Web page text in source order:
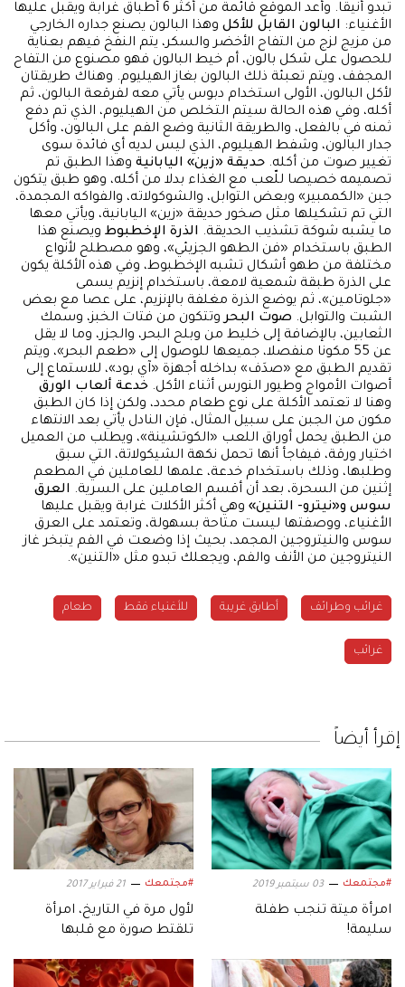
تبدو أنيقا. وأعد الموقع قائمة من أكثر 6 أطباق غرابة ويقبل عليها
الأغنياء: البالون القابل للأكل وهذا البالون يصنع جداره الخارجي
من مزيج لزج من التفاح الأخضر والسكر، يتم النفخ فيهم بعناية
للحصول على شكل بالون، أم خيط البالون فهو مصنوع من التفاح
المجفف، ويتم تعبئة ذلك البالون بغاز الهيليوم. وهناك طريقتان
لأكل البالون، الأولى استخدام دبوس يأتي معه لفرقعة البالون، ثم
أكله، وفي هذه الحالة سيتم التخلص من الهيليوم، الذي تم دفع
ثمنه في بالفعل، والطريقة الثانية وضع الفم على البالون، وأكل
جدار البالون، وشفط الهيليوم، الذي ليس لديه أي فائدة سوى
تغيير صوت من أكله. حديقة «زين» اليابانية وهذا الطبق تم
تصميمه خصيصا للّعب مع الغذاء بدلا من أكله، وهو طبق يتكون
جبن «الكممبير» وبعض التوابل، والشوكولاته، والفواكه المجمدة،
التي تم تشكيلها مثل صخور حديقة «زين» اليابانية، ويأتي معها
ما يشبه شوكة تشذيب الحديقة. الذرة الإخطبوط ويصنع هذا
الطبق باستخدام «فن الطهو الجزيئي»، وهو مصطلح لأنواع
مختلفة من طهو أشكال تشبه الإخطبوط، وفي هذه الأكلة يكون
على الذرة طبقة شمعية لامعة، باستخدام إنزيم يسمى
«جلوتامين»، ثم يوضع الذرة مغلفة بالإنزيم، على عصا مع بعض
الشبت والتوابل. صوت البحروتتكون من فتات الخبز، وسمك
الثعابين، بالإضافة إلى خليط من وبلح البحر، والجزر، وما لا يقل
عن 55 مكونا منفصلا، جميعها للوصول إلى «طعم البحر»، ويتم
تقديم الطبق مع «صدَف» بداخله أجهزة «آي بود»، للاستماع إلى
أصوات الأمواج وطيور النورس أثناء الأكل. خدعة ألعاب الورق
وهنا لا تعتمد الأكلة على نوع طعام محدد، ولكن إذا كان الطبق
مكون من الجبن على سبيل المثال، فإن النادل يأتي بعد الانتهاء
من الطبق يحمل أوراق اللعب «الكوتشينة»، ويطلب من العميل
اختيار ورقة، فيفاجأ أنها تحمل نكهة الشيكولاتة، التي سبق
وطلبها، وذلك باستخدام خدعة، علمها للعاملين في المطعم
إثنين من السحرة، بعد أن أقسم العاملين على السرية. العرق
سوس و«نيترو- التنين» وهي أكثر الأكلات غرابة ويقبل عليها
الأغنياء، ووصفتها ليست متاحة بسهولة، وتعتمد على العرق
سوس والنيتروجين المجمد، بحيث إذا وضعت في الفم يتبخر غاز
النيتروجين من الأنف والفم، ويجعلك تبدو مثل «التنين».
غرائب وطرائف أطابق غريبة للأغنياء فقط طعام
غرائب
إقرأ أيضاً
#مجتمعك 03 سبتمبر 2019
امرأة ميتة تنجب طفلة
سليمة!
#مجتمعك 21 فبراير 2017
لأول مرة في التاريخ، امرأة
تلقتط صورة مع قلبها